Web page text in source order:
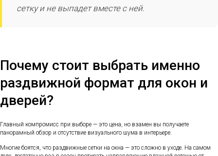
сетку и не выпадет вместе с ней.
Почему стоит выбрать именно
раздвижной формат для окон и
дверей?
Главный компромисс при выборе — это цена, но взамен вы получаете
панорамный обзор и отсутствие визуального шума в интерьере.
Многие боятся, что раздвижные сетки на окна — это сложно в уходе. На самом